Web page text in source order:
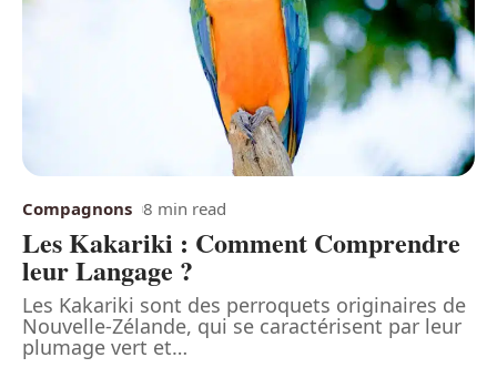
Compagnons 8 min read
Les Kakariki : Comment Comprendre
leur Langage ?
Les Kakariki sont des perroquets originaires de
Nouvelle-Zélande, qui se caractérisent par leur
plumage vert et…